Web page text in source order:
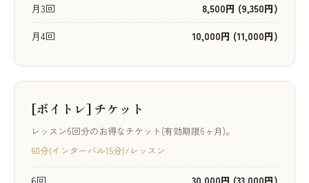
月3回
8,500円 (9,350円)
月4回
10,000円 (11,000円)
[ボイトレ] チケット
レッスン6回分のお得なチケット(有効期限6ヶ月)。
60分(インターバル15分)/レッスン
6回 30,000円 (33,000円)